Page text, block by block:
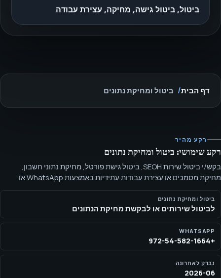
ביטול, ביטול גישה, מחיקה, עצירת עבודה
דף הבית ביטול ומחיקת נתונים
רקע מהיר
רקע שימושי: ביטול ומחיקת נתונים
בקש/י ביטול שירות SEOH, ביטול גישת פורטל, מחיקת נתוני חשבון,
מחיקת מסמכים או עצירת עבודות עתידיות באמצעות WhatsApp או
דוא"ל. השתמש/י בעמוד זה כדי לבקש ביטול שירותי SEOH, ביטול גישת
פורטל לקוחות, מחיקה של מסמכים או נתוני חשבון כשניתן, ולעצור עבודות
עתידיות.
ביטול ומחיקת נתונים
לביטול שירותים או לבקשת מחיקת הנתונים
WHATSAPP
+972-54-582-1664
נבדק לאחרונה
2026-06